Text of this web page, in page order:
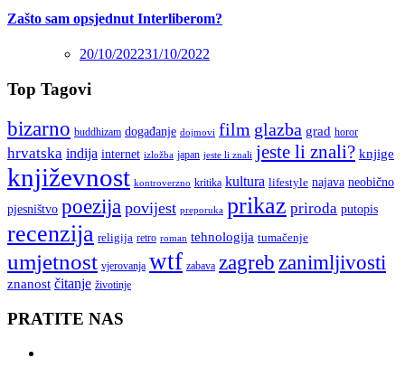
Zašto sam opsjednut Interliberom?
20/10/202231/10/2022
Top Tagovi
bizarno buddhizam događanje dojmovi film glazba grad horor
hrvatska indija internet izložba japan jeste li znali jeste li znali? knjige
književnost kontroverzno kritika kultura lifestyle najava neobično
pjesništvo poezija povijest preporuka prikaz priroda putopis
recenzija religija retro roman tehnologija tumačenje
umjetnost vjerovanja wtf zabava zagreb zanimljivosti
znanost čitanje životinje
PRATITE NAS